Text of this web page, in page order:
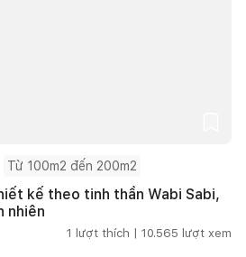
Từ 100m2 đến 200m2
kế theo tinh thần Wabi Sabi,
nhiên
1 lượt thích | 10.565 lượt xem